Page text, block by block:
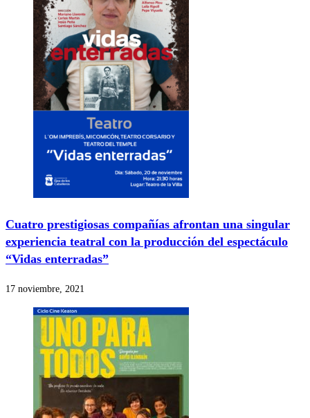
Cuatro prestigiosas compañías afrontan una singular
experiencia teatral con la producción del espectáculo
“Vidas enterradas”
17 noviembre, 2021